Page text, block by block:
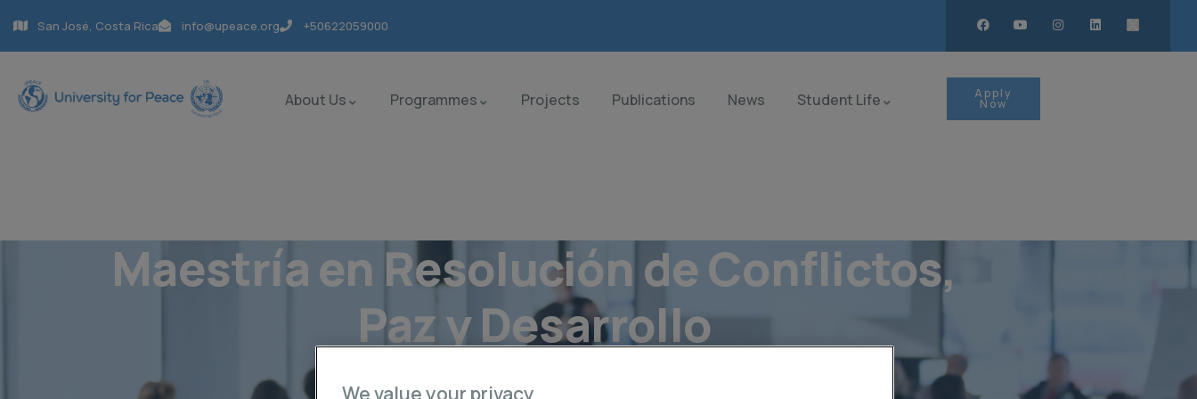
San José, Costa Rica info@upeace.org +50622059000
About Us Programmes Projects Publications News Student Life Apply
Now
Maestría en Resolución de Conflictos,
Paz y Desarrollo
We value your privacy